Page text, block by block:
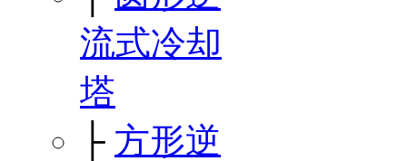
流式冷却
塔
├ 方形逆